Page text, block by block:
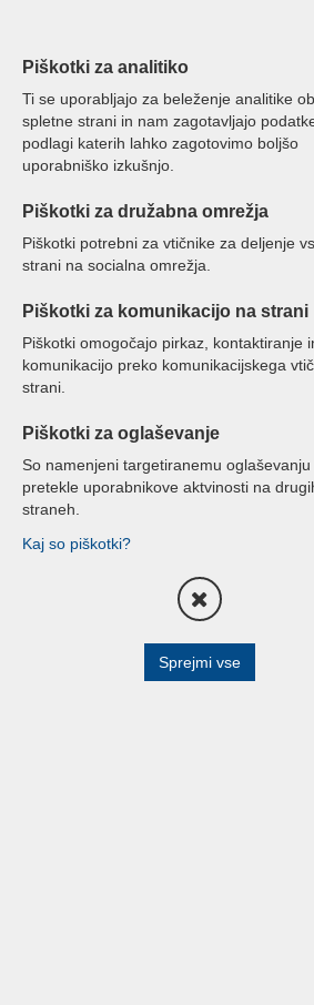
PROGRAMI BIROKRAT
CENIK
DEMO VERZIJE POMOČ
Programski paketi Birokrat
POS - Davčna blagajna
Tiskalniki - POS
blaga in inventuro
Blagajniški predali
All in one - POS Sistemi
Piškotki za analitiko
Ti se uporabljajo za beleženje analitike
spletne strani in nam zagotavljajo
podlagi katerih lahko zagotovimo boljšo
uporabniško izkušnjo.
Piškotki za družabna omrežja
Piškotki potrebni za vtičnike za deljenje
strani na socialna omrežja.
Piškotki za komunikacijo na strani
Piškotki omogočajo pirkaz, kontaktiranje
komunikacijo preko komunikacijskega
strani.
Piškotki za oglaševanje
So namenjeni targetiranemu
pretekle uporabnikove aktvinosti na
straneh.
Kaj so piškotki?
Sprejmi vse